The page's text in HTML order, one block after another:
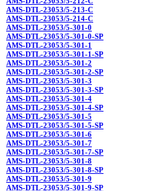
AMS-DTL-23053/5-213-C
AMS-DTL-23053/5-214-C
AMS-DTL-23053/5-301-0
AMS-DTL-23053/5-301-0-SP
AMS-DTL-23053/5-301-1
AMS-DTL-23053/5-301-1-SP
AMS-DTL-23053/5-301-2
AMS-DTL-23053/5-301-2-SP
AMS-DTL-23053/5-301-3
AMS-DTL-23053/5-301-3-SP
AMS-DTL-23053/5-301-4
AMS-DTL-23053/5-301-4-SP
AMS-DTL-23053/5-301-5
AMS-DTL-23053/5-301-5-SP
AMS-DTL-23053/5-301-6
AMS-DTL-23053/5-301-7
AMS-DTL-23053/5-301-7-SP
AMS-DTL-23053/5-301-8
AMS-DTL-23053/5-301-8-SP
AMS-DTL-23053/5-301-9
AMS-DTL-23053/5-301-9-SP